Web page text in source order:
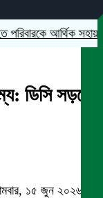
আর্থিক সহায়তা
ডিসি সড়কে
১৫ জুন ২০২৬